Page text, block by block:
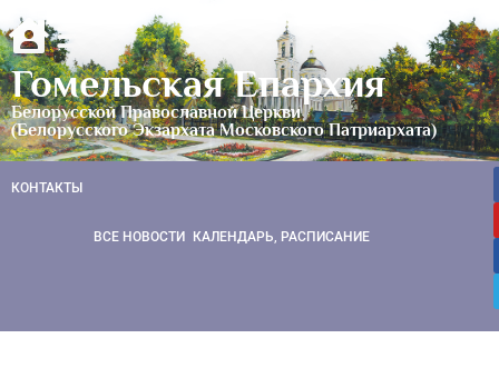
Гомельская Епархия
Белорусской Православной Церкви
(Белорусского Экзархата Московского Патриархата)
КОНТАКТЫ
ВСЕ НОВОСТИ КАЛЕНДАРЬ, РАСПИСАНИЕ